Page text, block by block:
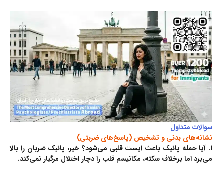
سوالات متداول
نشانه‌های بدنی و تشخیص (پاسخ‌های ضربتی)
۱. آیا حمله پانیک باعث ایست قلبی می‌شود؟
خیر، پانیک ضربان را بالا
می‌برد اما برخلاف سکته، مکانیسم قلب را دچار اختلال مرگبار نمی‌کند.